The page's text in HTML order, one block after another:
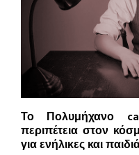
Το Πολυμήχανο
περιπέτεια στον
για ενήλικες και